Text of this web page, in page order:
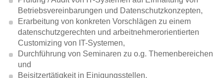
Betriebsvereinbarungen und Datenschutzkonzepten,
Erarbeitung von konkreten Vorschlägen zu einem
datenschutzgerechten und arbeitnehmer­orientierten
Customizing von IT-Systemen,
Durchführung von Seminaren zu o.g. Themenbereichen
und
Beisitzertätigkeit in Einigungsstellen.
Handbuch Personalplanung
Variable Vergütung (Artikel)
Handbuch für die Einigungsstelle